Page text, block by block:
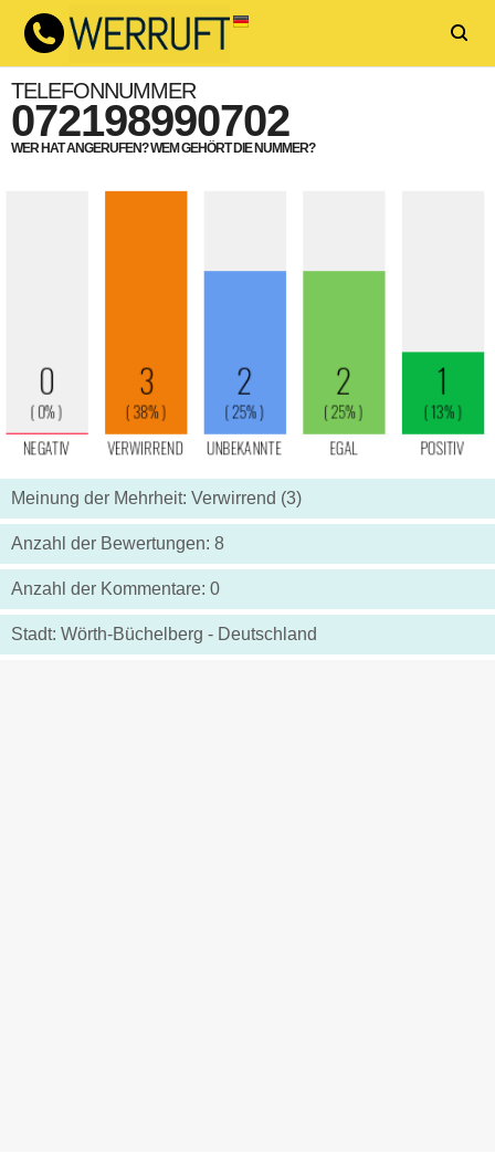
TELEFONNUMMER
072198990702
WER HAT ANGERUFEN? WEM GEHÖRT DIE NUMMER?
Meinung der Mehrheit: Verwirrend (3)
Anzahl der Bewertungen: 8
Anzahl der Kommentare: 0
Stadt: Wörth-Büchelberg - Deutschland